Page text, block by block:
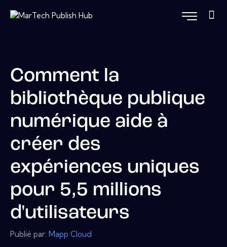
Comment la
bibliothèque publique
numérique aide à
créer des
expériences uniques
pour 5,5 millions
d'utilisateurs
Publié par: Mapp Cloud